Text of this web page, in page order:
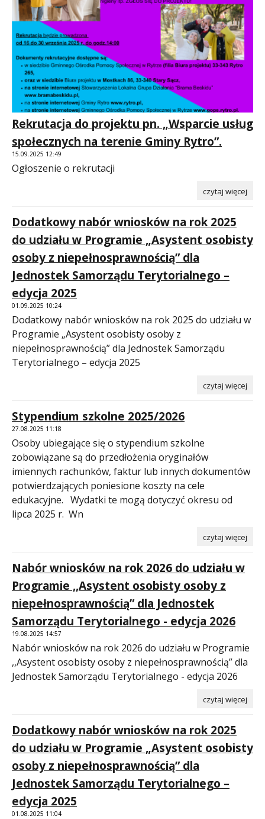
Rekrutacja do projektu pn. „Wsparcie usług
społecznych na terenie Gminy Rytro”.
15.09.2025 12:49
Ogłoszenie o rekrutacji
czytaj więcej
Dodatkowy nabór wniosków na rok 2025
do udziału w Programie „Asystent osobisty
osoby z niepełnosprawnością” dla
Jednostek Samorządu Terytorialnego –
edycja 2025
01.09.2025 10:24
Dodatkowy nabór wniosków na rok 2025 do udziału w
Programie „Asystent osobisty osoby z
niepełnosprawnością” dla Jednostek Samorządu
Terytorialnego – edycja 2025
czytaj więcej
Stypendium szkolne 2025/2026
27.08.2025 11:18
Osoby ubiegające się o stypendium szkolne
zobowiązane są do przedłożenia oryginałów
imiennych rachunków, faktur lub innych dokumentów
potwierdzających poniesione koszty na cele
edukacyjne. Wydatki te mogą dotyczyć okresu od
lipca 2025 r. Wn
czytaj więcej
Nabór wniosków na rok 2026 do udziału w
Programie ,,Asystent osobisty osoby z
niepełnosprawnością” dla Jednostek
Samorządu Terytorialnego - edycja 2026
19.08.2025 14:57
Nabór wniosków na rok 2026 do udziału w Programie
,,Asystent osobisty osoby z niepełnosprawnością” dla
Jednostek Samorządu Terytorialnego - edycja 2026
czytaj więcej
Dodatkowy nabór wniosków na rok 2025
do udziału w Programie „Asystent osobisty
osoby z niepełnosprawnością” dla
Jednostek Samorządu Terytorialnego –
edycja 2025
01.08.2025 11:04